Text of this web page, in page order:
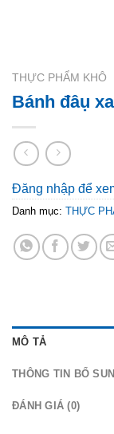
THỰC PHẨM KHÔ
Bánh đâụ
Đăng nhập để
Danh mục: THỰC
MÔ TẢ
THÔNG TIN BỔ
ĐÁNH GIÁ (0)